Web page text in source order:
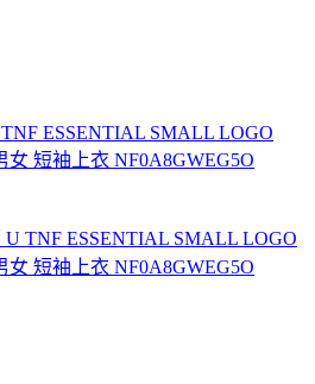
U TNF ESSENTIAL SMALL LOGO
女 短袖上衣 NF0A8GWEG5O